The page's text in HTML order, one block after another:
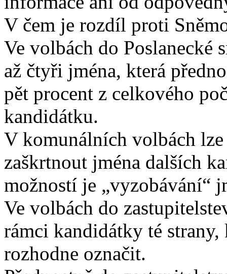
V čem je rozdíl proti
Ve volbách do Poslanecké
až čtyři jména, která
pět procent z celkového
kandidátku.
V komunálních volbách
zaškrtnout jména dalších
možností je „vyzobávání“
Ve volbách do
rámci kandidátky té
rozhodne označit.